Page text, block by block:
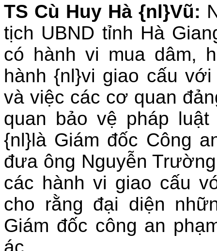
TS Cù Huy Hà {nl}Vũ:
tịch UBND tỉnh Hà
có hành vi mua dâm,
hành {nl}vi giao cấu
và việc các cơ quan
quan bảo vệ pháp
{nl}là Giám đốc Công
đưa ông Nguyễn
các hành vi giao cấu
cho rằng đại diện
Giám đốc công an
ác.